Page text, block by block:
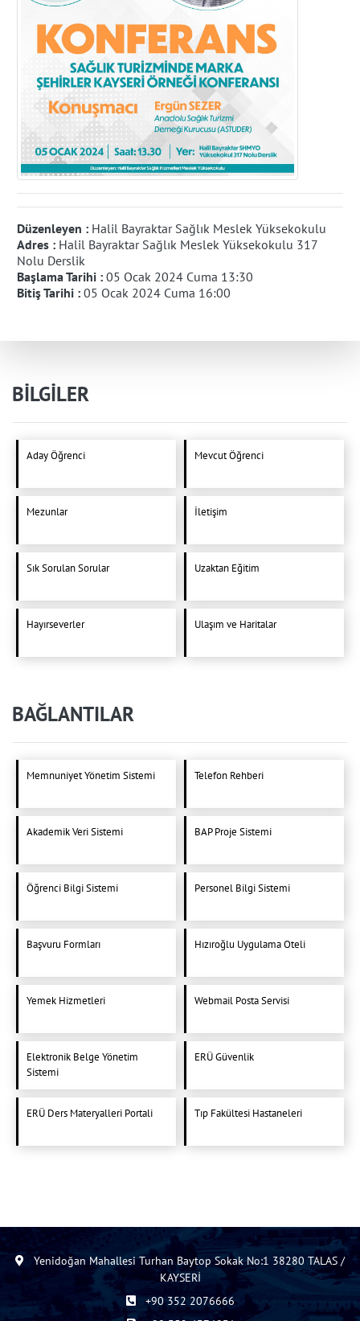
Düzenleyen : Halil Bayraktar Sağlık Meslek Yüksekokulu
Adres : Halil Bayraktar Sağlık Meslek Yüksekokulu 317
Nolu Derslik
Başlama Tarihi : 05 Ocak 2024 Cuma 13:30
Bitiş Tarihi : 05 Ocak 2024 Cuma 16:00
BİLGİLER
Aday Öğrenci Mevcut Öğrenci
Mezunlar İletişim
Sık Sorulan Sorular Uzaktan Eğitim
Hayırseverler Ulaşım ve Haritalar
BAĞLANTILAR
Memnuniyet Yönetim Sistemi Telefon Rehberi
Akademik Veri Sistemi BAP Proje Sistemi
Öğrenci Bilgi Sistemi Personel Bilgi Sistemi
Başvuru Formları Hızıroğlu Uygulama Oteli
Yemek Hizmetleri Webmail Posta Servisi
Elektronik Belge Yönetim
Sistemi
ERÜ Güvenlik
ERÜ Ders Materyalleri Portali Tıp Fakültesi Hastaneleri
Yenidoğan Mahallesi Turhan Baytop Sokak No:1 38280 TALAS /
KAYSERİ
+90 352 2076666